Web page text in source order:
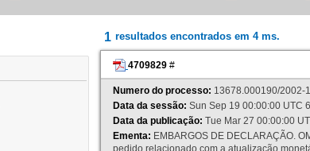
1 resultados encontrados em 4 ms.
4709829 #
Numero do processo: 13678.000190/2002-
Data da sessão: Sun Sep 19 00:00:00 UTC 6
Data da publicação: Tue Mar 27 00:00:00
Ementa: EMBARGOS DE DECLARAÇÃO.
pedido relacionado com a atualização